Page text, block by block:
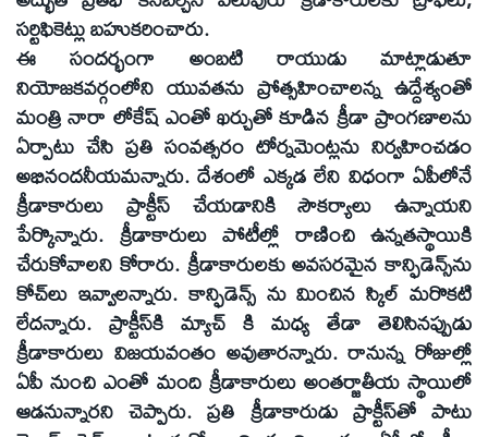
సర్టిఫికెట్లు బహుకరించారు.
ఈ సందర్భంగా అంబటి రాయుడు మాట్లాడుతూ
నియోజకవర్గంలోని యువతను ప్రోత్సహించాలన్న ఉద్దేశ్యంతో
మంత్రి నారా లోకేష్‌ ఎంతో ఖర్చుతో కూడిన క్రీడా ప్రాంగణాలను
ఏర్పాటు చేసి ప్రతి సంవత్సరం టోర్నమెంట్లను నిర్వహించడం
అభినందనీయమన్నారు. దేశంలో ఎక్కడ లేని విధంగా ఏపీలోనే
క్రీడాకారులు ప్రాక్టీస్‌ చేయడానికి సౌకర్యాలు ఉన్నాయని
పేర్కొన్నారు. క్రీడాకారులు పోటీల్లో రాణించి ఉన్నతస్థాయికి
చేరుకోవాలని కోరారు. క్రీడాకారులకు అవసరమైన కాన్ఫిడెన్స్‌ను
కోచ్‌లు ఇవ్వాలన్నారు. కాన్ఫిడెన్స్‌ ను మించిన స్కిల్‌ మరొకటి
లేదన్నారు. ప్రాక్టీస్‌కి మ్యాచ్‌ కి మధ్య తేడా తెలిసినప్పుడు
క్రీడాకారులు విజయవంతం అవుతారన్నారు. రానున్న రోజుల్లో
ఏపీ నుంచి ఎంతో మంది క్రీడాకారులు అంతర్జాతీయ స్థాయిలో
ఆడనున్నారని చెప్పారు. ప్రతి క్రీడాకారుడు ప్రాక్టీస్‌తో పాటు